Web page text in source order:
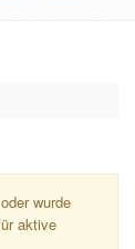
wurde
aktive